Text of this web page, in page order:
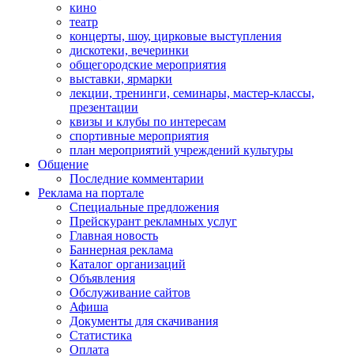
кино
театр
концерты, шоу, цирковые выступления
дискотеки, вечеринки
общегородские мероприятия
выставки, ярмарки
лекции, тренинги, семинары, мастер-классы,
презентации
квизы и клубы по интересам
спортивные мероприятия
план мероприятий учреждений культуры
Общение
Последние комментарии
Реклама на портале
Специальные предложения
Прейскурант рекламных услуг
Главная новость
Баннерная реклама
Каталог организаций
Объявления
Обслуживание сайтов
Афиша
Документы для скачивания
Статистика
Оплата